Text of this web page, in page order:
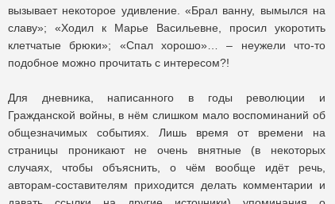
вызывает некоторое удивление. «Брал ванну, вымылся на
славу»; «Ходил к Марье Васильевне, просил укоротить
клетчатые брюки»; «Спал хорошо»… – неужели что-то
подобное можно прочитать с интересом?!
Для дневника, написанного в годы революции и
Гражданской войны, в нём слишком мало воспоминаний об
общезначимых событиях. Лишь время от времени на
страницы проникают не очень внятные (в некоторых
случаях, чтобы объяснить, о чём вообще идёт речь,
авторам-составителям приходится делать комментарии и